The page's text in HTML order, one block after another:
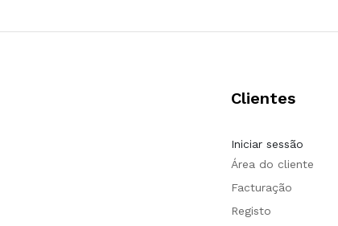
Clientes
Iniciar sessão
Área do cliente
Facturação
Registo